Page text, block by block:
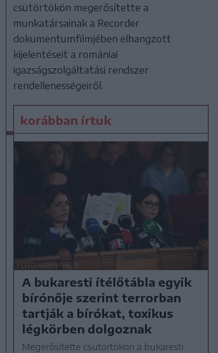
csütörtökön megerősítette a
munkatársainak a Recorder
dokumentumfilmjében elhangzott
kijelentéseit a romániai
igazságszolgáltatási rendszer
rendellenességeiről.
korábban írtuk
A bukaresti ítélőtábla egyik
bírónője szerint terrorban
tartják a bírókat, toxikus
légkörben dolgoznak
Megerősítette csütörtökön a bukaresti